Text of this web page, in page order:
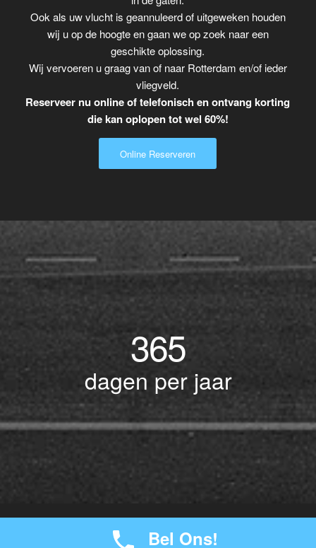
Ook als uw vlucht is geannuleerd of uitgeweken houden
wij u op de hoogte en gaan we op zoek naar een
geschikte oplossing.
Wij vervoeren u graag van of naar Rotterdam en/of ieder
vliegveld.
Reserveer nu online of telefonisch en ontvang korting
die kan oplopen tot wel 60%!
Online Reserveren
365
dagen per jaar
JW Verzekeringen Bel Ons!